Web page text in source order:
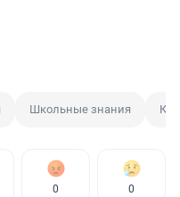
Школьные знания
0 0